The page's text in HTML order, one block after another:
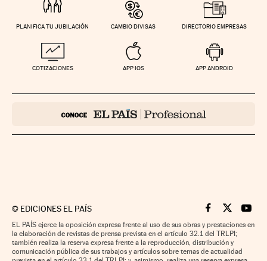
PLANIFICA TU JUBILACIÓN CAMBIO DIVISAS DIRECTORIO EMPRESAS
COTIZACIONES APP IOS APP ANDROID
© EDICIONES EL PAÍS Cinco Días en
Cinco Días
Cinco
EL PAÍS ejerce la oposición expresa frente al uso de sus obras y prestaciones en
la elaboración de revistas de prensa prevista en el artículo 32.1 del TRLPI;
también realiza la reserva expresa frente a la reproducción, distribución y
comunicación pública de sus trabajos y artículos sobre temas de actualidad